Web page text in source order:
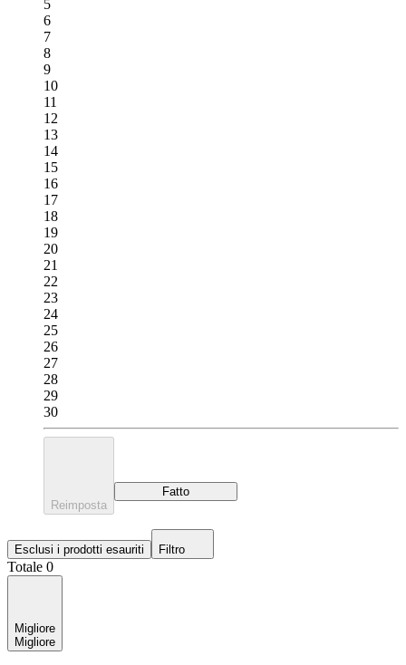
5
6
7
8
9
10
11
12
13
14
15
16
17
18
19
20
21
22
23
24
25
26
27
28
29
30
Reimposta
Fatto
Esclusi i prodotti esauriti Filtro
Totale 0
Migliore
Migliore